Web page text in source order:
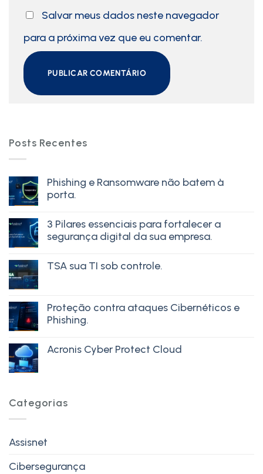
Salvar meus dados neste navegador
para a próxima vez que eu comentar.
Posts Recentes
Phishing e Ransomware não batem à
porta.
3 Pilares essenciais para fortalecer a
segurança digital da sua empresa.
TSA sua TI sob controle.
Proteção contra ataques Cibernéticos e
Phishing.
Acronis Cyber Protect Cloud
Categorias
Assisnet
Cibersegurança